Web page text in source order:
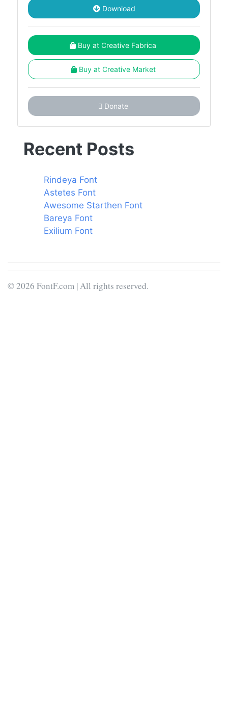
Download
Buy at Creative Fabrica
Buy at Creative Market
Donate
Recent Posts
Rindeya Font
Astetes Font
Awesome Starthen Font
Bareya Font
Exilium Font
© 2026 FontF.com | All rights reserved.